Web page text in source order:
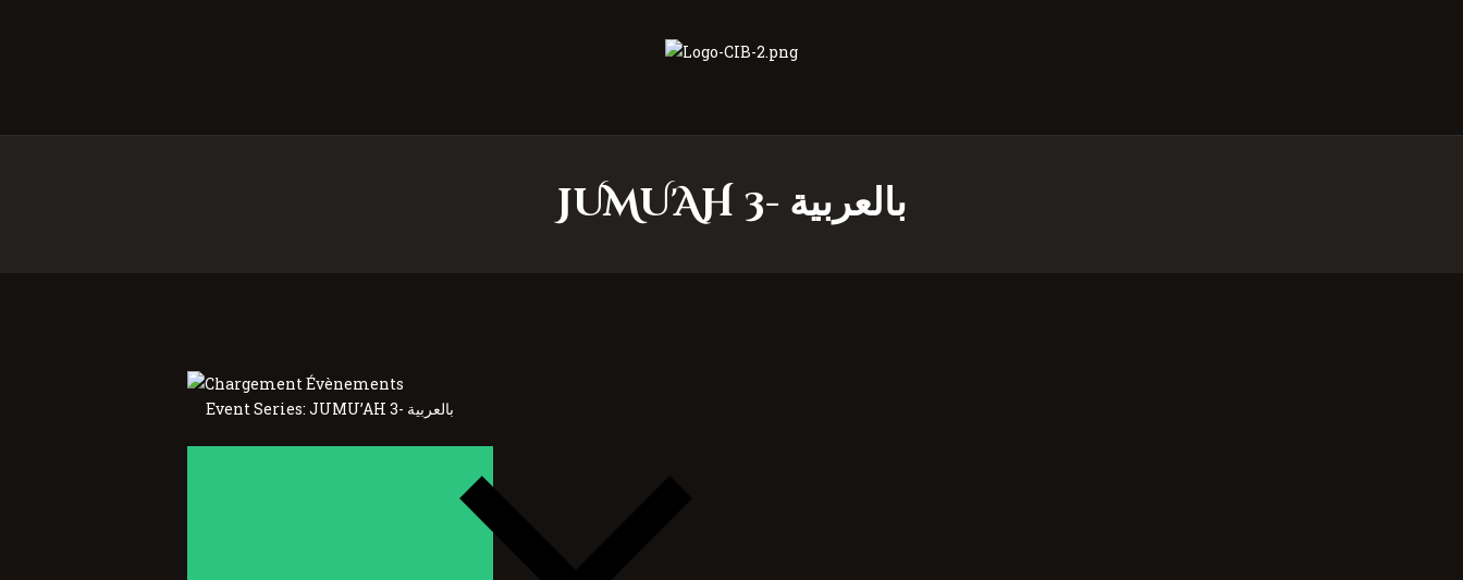
JUMU'AH 3- بالعربية
Event Series: JUMU’AH 3- بالعربية